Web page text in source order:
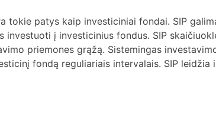
tokie patys kaip investiciniai fondai. SIP
į investicinius fondus. SIP
priemones grąžą. Sistemingas
fondą reguliariais intervalais. SIP leidžia